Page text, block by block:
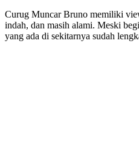
Curug Muncar Bruno memiliki
indah, dan masih alami. Meski
yang ada di sekitarnya sudah